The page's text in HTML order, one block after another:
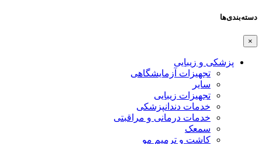
دسته‌بندی‌ها
×
پزشکی و زیبایی
تجهیزات آزمایشگاهی
سایر
تجهیزات زیبایی
خدمات دندانپزشکی
خدمات درمانی و مراقبتی
سمعک
کاشت و ترمیم مو